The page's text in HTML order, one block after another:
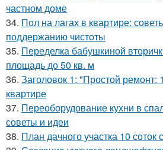
частном доме
34. Пол на лагах в квартире:
поддержанию чистоты
35. Переделка бабушкиной
площадь до 50 кв. м
36. Заголовок 1: "Простой ремонт:
квартире
37. Переоборудование кухни в
советы и идеи
38. План дачного участка 10